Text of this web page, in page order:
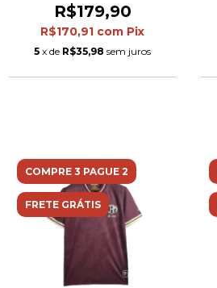
detalhes em amarelo
R$179,90
R$170,91 com Pix
5 x de R$35,98 sem juros
COMPRE 3 PAGUE 2
FRETE GRÁTIS